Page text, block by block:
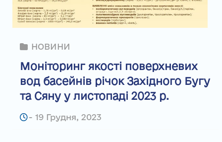
НОВИНИ
Моніторинг якості поверхневих
вод басейнів річок Західного Бугу
та Сяну у листопаді 2023 р.
- 19 Грудня, 2023